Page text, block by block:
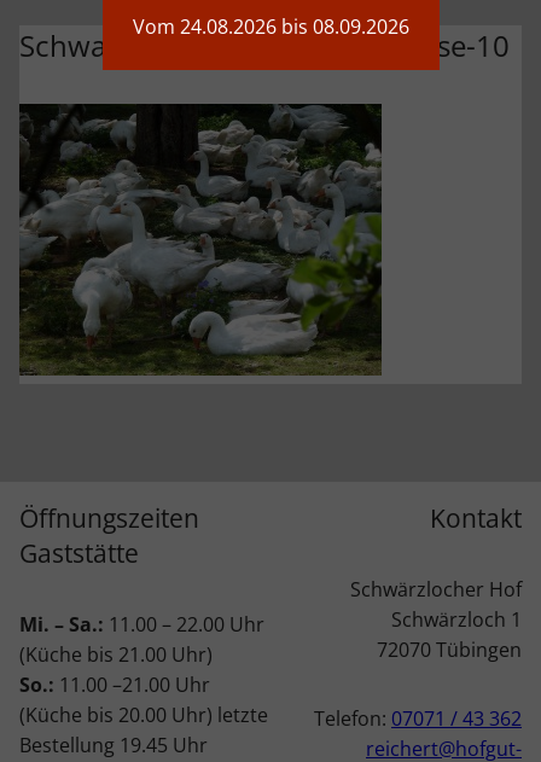
Schwaerzloch-Bauernhof-Gaense-10
Öffnungszeiten
Gaststätte
Mi. – Sa.: 11.00 – 22.00 Uhr
(Küche bis 21.00 Uhr)
So.: 11.00 –21.00 Uhr
(Küche bis 20.00 Uhr) letzte
Bestellung 19.45 Uhr
Kontakt
Schwärzlocher Hof
Schwärzloch 1
72070 Tübingen
Telefon: 07071 / 43 362
reichert@hofgut-
Vom 24.08.2026 bis 08.09.2026